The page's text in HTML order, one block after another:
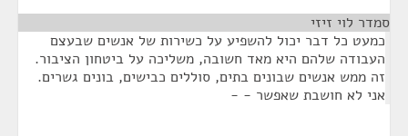
סמדר לוי זיזי
כמעט כל דבר יכול להשפיע על כשירות של אנשים שבעצם
העבודה שלהם היא מאד חשובה, משליכה על ביטחון הציבור.
זה ממש אנשים שבונים בתים, סוללים כבישים, בונים גשרים.
אני לא חושבת שאפשר - -